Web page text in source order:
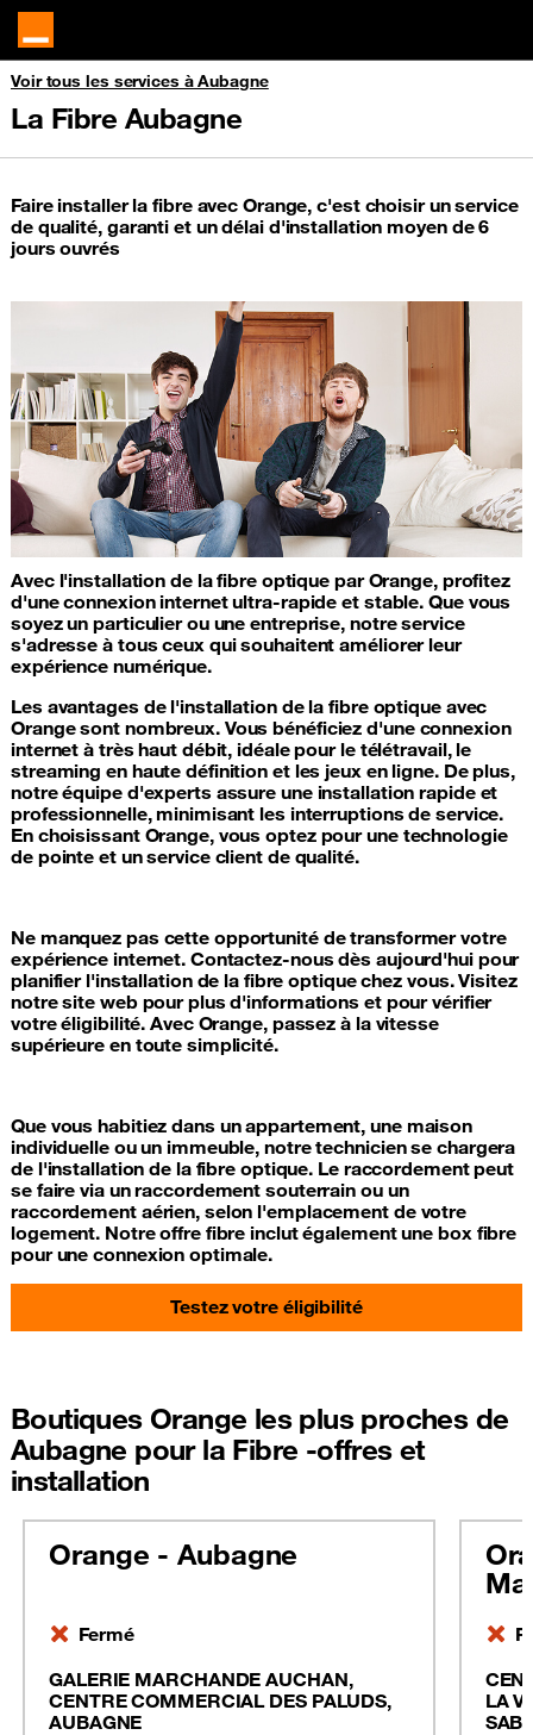
Voir tous les services à Aubagne
La Fibre Aubagne
Faire installer la fibre avec Orange, c'est choisir un service
de qualité, garanti et un délai d'installation moyen de 6
jours ouvrés
Avec l'installation de la fibre optique par Orange, profitez
d'une connexion internet ultra-rapide et stable. Que vous
soyez un particulier ou une entreprise, notre service
s'adresse à tous ceux qui souhaitent améliorer leur
expérience numérique.
Les avantages de l'installation de la fibre optique avec
Orange sont nombreux. Vous bénéficiez d'une connexion
internet à très haut débit, idéale pour le télétravail, le
streaming en haute définition et les jeux en ligne. De plus,
notre équipe d'experts assure une installation rapide et
professionnelle, minimisant les interruptions de service.
En choisissant Orange, vous optez pour une technologie
de pointe et un service client de qualité.
Ne manquez pas cette opportunité de transformer votre
expérience internet. Contactez-nous dès aujourd'hui pour
planifier l'installation de la fibre optique chez vous. Visitez
notre site web pour plus d'informations et pour vérifier
votre éligibilité. Avec Orange, passez à la vitesse
supérieure en toute simplicité.
Que vous habitiez dans un appartement, une maison
individuelle ou un immeuble, notre technicien se chargera
de l'installation de la fibre optique. Le raccordement peut
se faire via un raccordement souterrain ou un
raccordement aérien, selon l'emplacement de votre
logement. Notre offre fibre inclut également une box fibre
pour une connexion optimale.
Testez votre éligibilité
Boutiques Orange les plus proches de
Aubagne pour la Fibre -offres et
installation
Orange - Aubagne
Fermé
GALERIE MARCHANDE AUCHAN,
CENTRE COMMERCIAL DES PALUDS,
AUBAGNE
LA